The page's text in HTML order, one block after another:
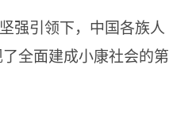
强引领下，中国各族人
全面建成小康社会的第